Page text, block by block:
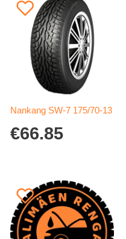
Nankang SW-7 175/70-13
€66.85